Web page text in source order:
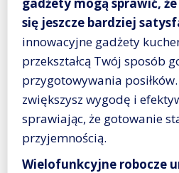
się jeszcze bardziej
innowacyjne gadżety
przekształcą Twój sposób
przygotowywania
zwiększysz wygodę i
sprawiając, że gotowanie
przyjemnością.
Wielofunkcyjne robocze